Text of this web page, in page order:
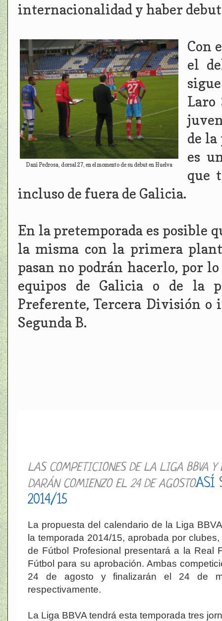
internacionalidad y haber
Dani Pedrosa, dorsal 27, en el momento de su debut en Huelva
Con
el
Laro
de
es
que
incluso de fuera de Galicia.
En la pretemporada es posible
la misma con la primera
pasan no podrán hacerlo, por
equipos de Galicia o de la
Preferente, Tercera División
Segunda B.
LAS COMPETICIONES DE LA LIGA BBVA
DARÁN COMIENZO EL 24 DE AGOSTO.ASÍ
2014/15
La propuesta del calendario de la Liga
la temporada 2014/15, aprobada por
de Fútbol Profesional presentará a la Real
Fútbol para su aprobación. Ambas
24 de agosto y finalizarán el 24 de
respectivamente.
La Liga BBVA tendrá esta temporada tres